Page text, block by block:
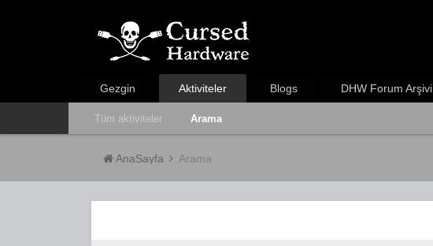
Gezgin Aktiviteler
Tüm aktiviteler Arama
Blogs DHW Forum Arşivi
AnaSayfa Arama